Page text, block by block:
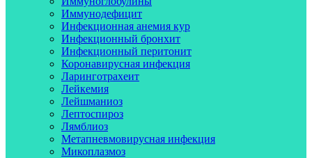
Иммунодефицит
Инфекционная анемия кур
Инфекционный бронхит
Инфекционный перитонит
Коронавирусная инфекция
Ларинготрахеит
Лейкемия
Лейшманиоз
Лептоспироз
Лямблиоз
Метапневмовирусная инфекция
Микоплазмоз